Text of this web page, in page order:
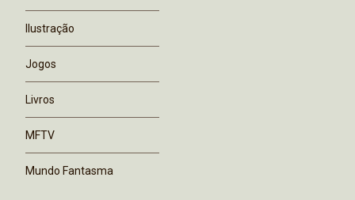
Ilustração
Jogos
Livros
MFTV
Mundo Fantasma